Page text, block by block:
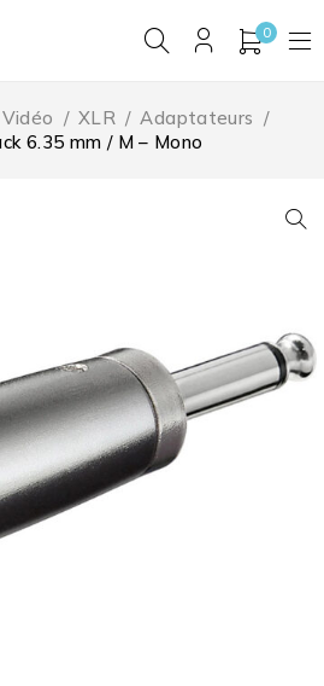
0
/ XLR / Adaptateurs /
6.35 mm / M – Mono